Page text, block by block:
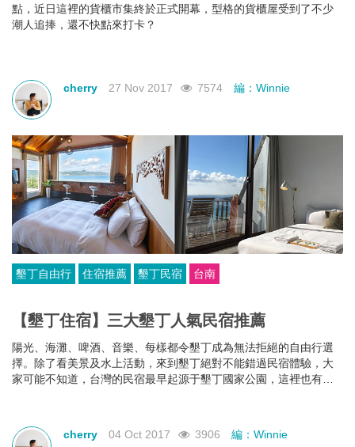
點，近日這裡的貨櫃市集終於正式開幕，型格的貨櫃屋受到了不少
潮人追捧，還不快點來打卡？
cherry 27 Nov 2017 7574 編：Winnie
墾丁自由行 住宿推薦 墾丁民宿 台南
【墾丁住宿】三大墾丁人氣民宿推薦
陽光、海灘、啤酒、音樂、每樣都令墾丁成為無法拒絕的自由行選
擇。除了看美景及水上活動，來到墾丁絕對不能錯過民宿體驗，大
家可能不知道，台灣的民宿最早起源于墾丁國家公園，這裡也有最
cherry 04 Oct 2017 3906 編：Winnie